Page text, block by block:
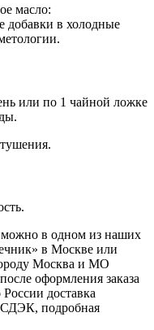
масло:
добавки в холодные
или по 1 чайной ложке
можно в одном из наших
в Москве или
Москва и МО
оформления заказа
доставка
СДЭК, подробная